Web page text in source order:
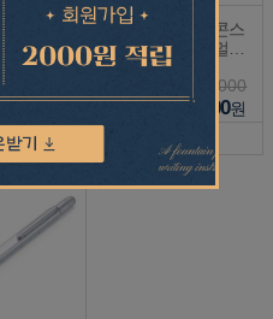
인결제
1,000
트로이카 볼펜 콘스
트럭션 마그넷 멀티
태스킹 PIP29
58,000
49,300원